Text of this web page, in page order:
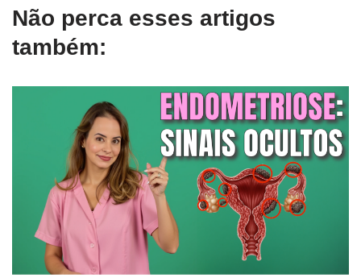
Não perca esses artigos
também: